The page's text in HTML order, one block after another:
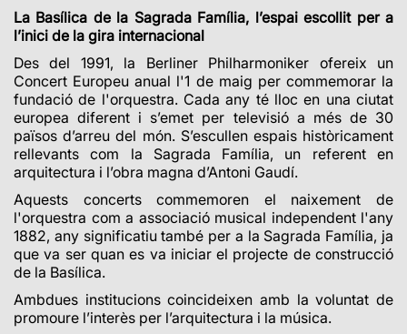
La Basílica de la Sagrada Família, l’espai escollit per a
l’inici de la gira internacional
Des del 1991, la Berliner Philharmoniker ofereix un
Concert Europeu anual l'1 de maig per commemorar la
fundació de l'orquestra. ​Cada any té lloc en una ciutat
europea diferent i s’emet per televisió a més de 30
països d’arreu del món. S’escullen espais històricament
rellevants com la Sagrada Família, un referent en
arquitectura i l’obra magna d’Antoni Gaudí.
Aquests concerts commemoren el naixement de
l'orquestra com a associació musical independent l'any
1882, any significatiu també per a la Sagrada Família, ja
que va ser quan es va iniciar el projecte de construcció
de la Basílica.
Ambdues institucions coincideixen amb la voluntat de
promoure l’interès per l’arquitectura i la música.